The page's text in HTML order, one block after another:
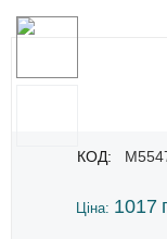
КОД:
Ціна: 1017